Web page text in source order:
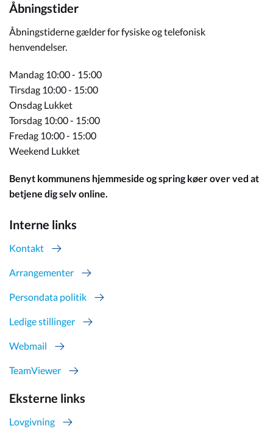
Åbningstider
Åbningstiderne gælder for fysiske og telefonisk
henvendelser.
Mandag 10:00 - 15:00
Tirsdag 10:00 - 15:00
Onsdag Lukket
Torsdag 10:00 - 15:00
Fredag 10:00 - 15:00
Weekend Lukket
Benyt kommunens hjemmeside og spring køer over ved at
betjene dig selv online.
Interne links
Kontakt
Arrangementer
Persondata politik
Ledige stillinger
Webmail
TeamViewer
Eksterne links
Lovgivning